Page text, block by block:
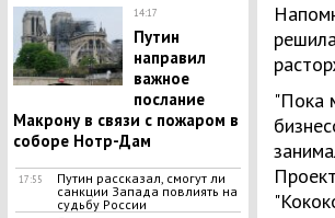
14:17
Путин
направил
важное
послание
Макрону в связи с пожаром в
соборе Нотр-Дам
17:55
Путин рассказал, смогут ли
санкции Запада повлиять на
судьбу России
"Пока